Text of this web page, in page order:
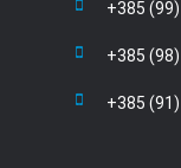
+385
+385
+385